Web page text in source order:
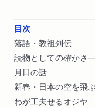
目次
落語・教祖列伝
読物としての確かさ
月日の話
新春・日本の空を飛
わが工夫せるオジヤ